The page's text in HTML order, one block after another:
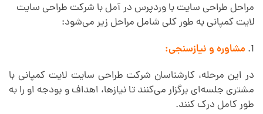
مراحل طراحی سایت با وردپرس در آمل با شرکت طراحی سایت
لایت کمپانی به طور کلی شامل مراحل زیر می‌شود:
مشاوره و نیازسنجی:
در این مرحله، کارشناسان شرکت طراحی سایت لایت کمپانی با
مشتری جلسه‌ای برگزار می‌کنند تا نیازها، اهداف و بودجه او را به
طور کامل درک کنند.